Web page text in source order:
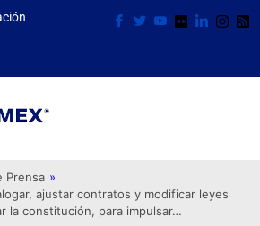
Prensa »
ajustar contratos y modificar leyes
la constitución, para impulsar…